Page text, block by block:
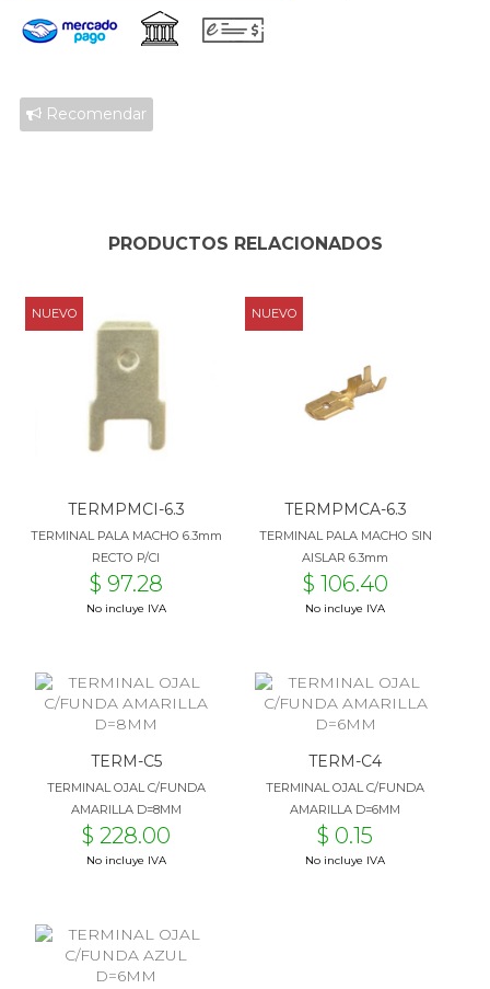
Recomendar
PRODUCTOS RELACIONADOS
NUEVO
TERMPMCI-6.3
TERMINAL PALA MACHO 6.3mm
RECTO P/CI
$ 97.28
No incluye IVA
NUEVO
TERMPMCA-6.3
TERMINAL PALA MACHO SIN
AISLAR 6.3mm
$ 106.40
No incluye IVA
TERM-C5
TERMINAL OJAL C/FUNDA
AMARILLA D=8MM
$ 228.00
No incluye IVA
TERM-C4
TERMINAL OJAL C/FUNDA
AMARILLA D=6MM
$ 0.15
No incluye IVA